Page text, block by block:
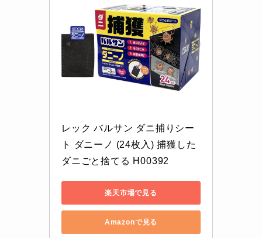
レック バルサン ダニ捕りシー
ト ダニーノ (24枚入) 捕獲した
ダニごと捨てる H00392
楽天市場で見る
Amazonで見る